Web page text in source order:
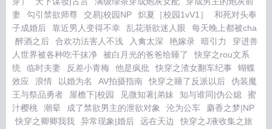
妻
勾引禁欲师尊 交易|校园NP 炽夏［校园1vV1］
和死对头奉
子成婚后
靠近男人变得不幸 乱花渐欲迷人眼
每天晚上都被cha
醉酒之后
合欢功法害人不浅 入禽太深 艳嫁录 暗引力
穿进兽
人世界被各种吃干抹净
被白月光的爸爸给睡了
快穿之rou文系
统
临时夫妻 反差小青梅 他是疯批 快穿之渣女翻车纪事
蝴蝶
效应
浪情 以婚为名 AV拍摄指南 快穿之睡了反派以后
伪装魔
王与祭品勇者
屋檐下|校园 见微知著|弟妹 知与谁同|伪公媳
蜜
汁樱桃
潮晕 成了禁欲男主的泄欲对象 沦为公车
麝香之梦|NP
快穿之卿卿我我
异常现象|婚后 远在天边
快穿之J液收集之旅